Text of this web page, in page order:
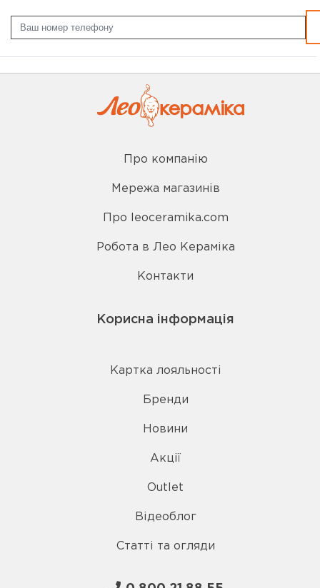
Про компанію
Мережа магазинів
Про leoceramika.com
Робота в Лео Кераміка
Контакти
Корисна інформація
Картка лояльності
Бренди
Новини
Акції
Outlet
Відеоблог
Статті та огляди